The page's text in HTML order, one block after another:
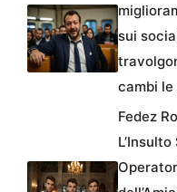
sui
cambi le
Fedez